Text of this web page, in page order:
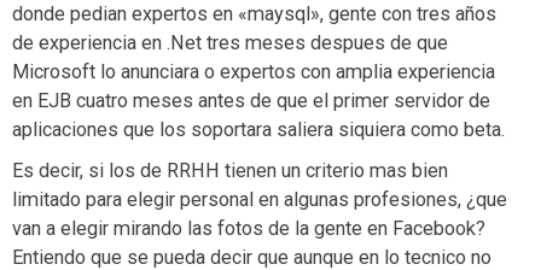
donde pedian expertos en «maysql», gente con tres años
de experiencia en .Net tres meses despues de que
Microsoft lo anunciara o expertos con amplia experiencia
en EJB cuatro meses antes de que el primer servidor de
aplicaciones que los soportara saliera siquiera como beta.
Es decir, si los de RRHH tienen un criterio mas bien
limitado para elegir personal en algunas profesiones, ¿que
van a elegir mirando las fotos de la gente en Facebook?
Entiendo que se pueda decir que aunque en lo tecnico no